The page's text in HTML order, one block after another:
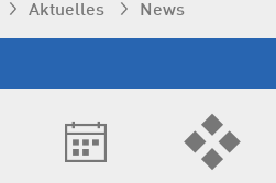
Aktuelles News